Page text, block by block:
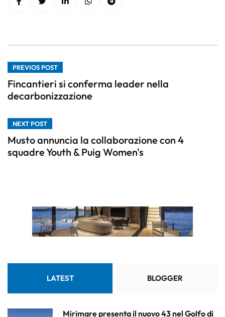
PREVIOS POST
Fincantieri si conferma leader nella
decarbonizzazione
NEXT POST
Musto annuncia la collaborazione con 4
squadre Youth & Puig Women's
LATEST BLOGGER
Mirimare presenta il nuovo 43 nel Golfo di